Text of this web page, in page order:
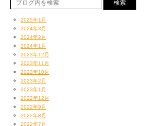
2025年1月
2024年3月
2024年2月
2024年1月
2023年12月
2023年11月
2023年10月
2023年2月
2023年1月
2022年12月
2022年9月
2022年8月
2022年7月